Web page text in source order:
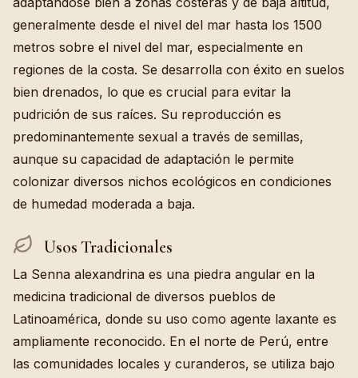
generalmente desde el nivel del mar hasta los 1500
metros sobre el nivel del mar, especialmente en
regiones de la costa. Se desarrolla con éxito en suelos
bien drenados, lo que es crucial para evitar la
pudrición de sus raíces. Su reproducción es
predominantemente sexual a través de semillas,
aunque su capacidad de adaptación le permite
colonizar diversos nichos ecológicos en condiciones
de humedad moderada a baja.
Usos Tradicionales
La Senna alexandrina es una piedra angular en la
medicina tradicional de diversos pueblos de
Latinoamérica, donde su uso como agente laxante es
ampliamente reconocido. En el norte de Perú, entre
las comunidades locales y curanderos, se utiliza bajo